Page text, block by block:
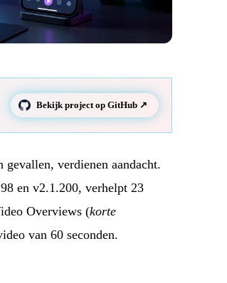
Bekijk project op GitHub ↗
verdienen aandacht.
en v2.1.200, verhelpt 23
Overviews (korte
van 60 seconden.